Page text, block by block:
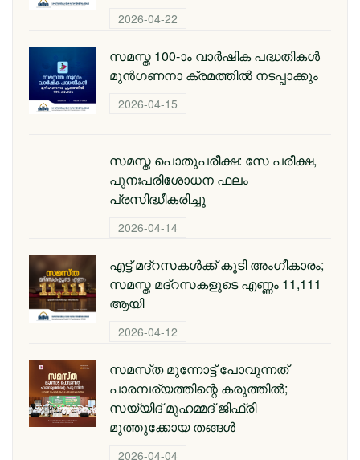
2026-04-22
സമസ്ത 100-ാം വാര്‍ഷിക പദ്ധതികള്‍
മുന്‍ഗണനാ ക്രമത്തില്‍ നടപ്പാക്കും
2026-04-15
സമസ്ത പൊതുപരീക്ഷ: സേ പരീക്ഷ,
പുനഃപരിശോധന ഫലം
പ്രസിദ്ധീകരിച്ചു
2026-04-14
എട്ട് മദ്റസകള്‍ക്ക് കൂടി അംഗീകാരം;
സമസ്ത മദ്റസകളുടെ എണ്ണം 11,111
ആയി
2026-04-12
സമസ്‌ത മുന്നോട്ട് പോവുന്നത്
പാരമ്പര്യത്തിന്റെ കരുത്തിൽ;
സയ്യിദ് മുഹമ്മദ് ജിഫ്രി
മുത്തുക്കോയ തങ്ങള്‍
2026-04-04